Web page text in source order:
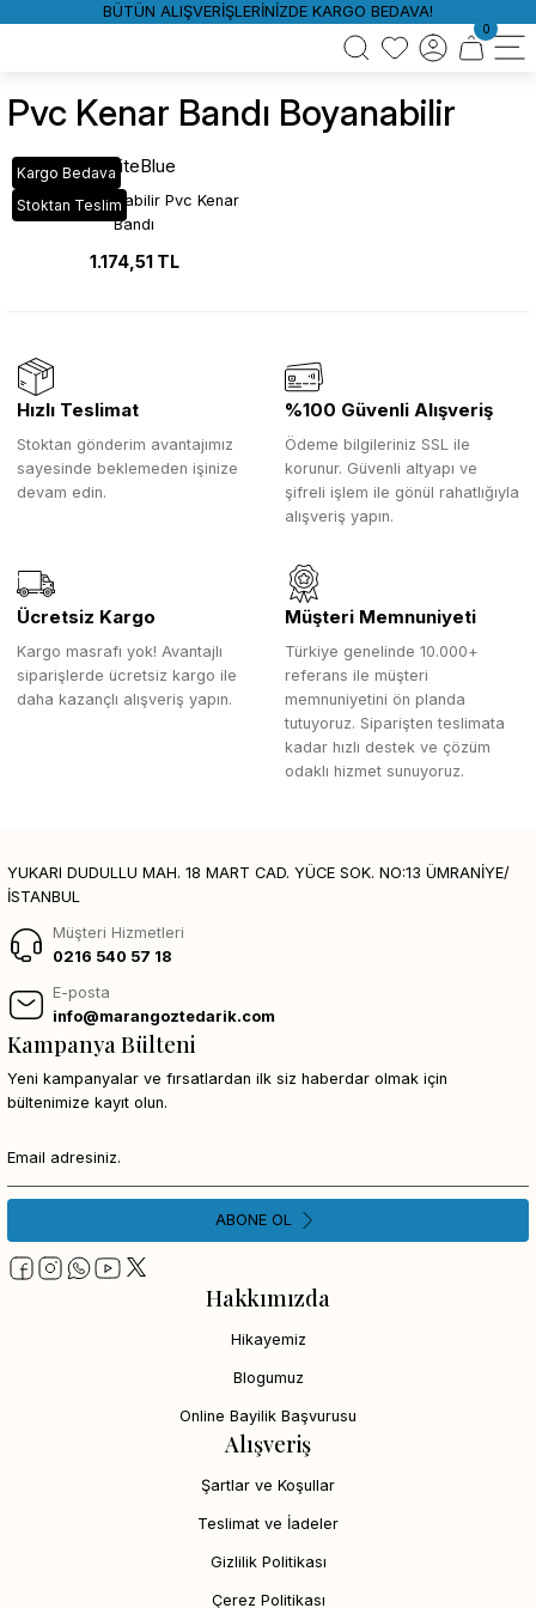
BÜTÜN ALIŞVERİŞLERİNİZDE KARGO BEDAVA!
0
Pvc Kenar Bandı Boyanabilir
Kargo Bedava
Stoktan Teslim
WhiteBlue
Beyaz Boyanabilir Pvc Kenar
Bandı
1.174,51 TL
Hızlı Teslimat
Stoktan gönderim avantajımız
sayesinde beklemeden işinize
devam edin.
%100 Güvenli Alışveriş
Ödeme bilgileriniz SSL ile
korunur. Güvenli altyapı ve
şifreli işlem ile gönül rahatlığıyla
alışveriş yapın.
Ücretsiz Kargo
Kargo masrafı yok! Avantajlı
siparişlerde ücretsiz kargo ile
daha kazançlı alışveriş yapın.
Müşteri Memnuniyeti
Türkiye genelinde 10.000+
referans ile müşteri
memnuniyetini ön planda
tutuyoruz. Siparişten teslimata
kadar hızlı destek ve çözüm
odaklı hizmet sunuyoruz.
YUKARI DUDULLU MAH. 18 MART CAD. YÜCE SOK. NO:13 ÜMRANİYE/
İSTANBUL
Müşteri Hizmetleri
0216 540 57 18
E-posta
info@marangoztedarik.com
Hakkımızda
Hikayemiz
Blogumuz
Online Bayilik Başvurusu
Alışveriş
Şartlar ve Koşullar
Teslimat ve İadeler
Gizlilik Politikası
Çerez Politikası
Kampanya Bülteni
Yeni kampanyalar ve fırsatlardan ilk siz haberdar olmak için
bültenimize kayıt olun.
ABONE OL